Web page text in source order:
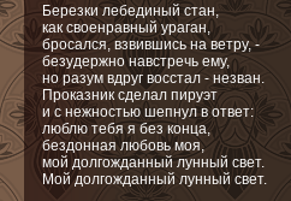
Березки лебединый стан,
как своенравный ураган,
бросался, взвившись на ветру, -
безудержно навстречь ему,
но разум вдруг восстал - незван.
Проказник сделал пируэт
и с нежностью шепнул в ответ:
люблю тебя я без конца,
бездонная любовь моя,
мой долгожданный лунный свет.
Мой долгожданный лунный свет.